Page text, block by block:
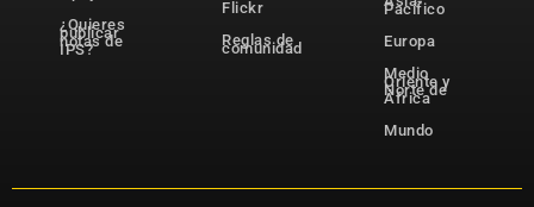
¿Quieres
publicar
notas de
IPS?
Flickr
Reglas de
comunidad
Pacífico
Europa
Medio
Oriente y
Norte de
África
Mundo